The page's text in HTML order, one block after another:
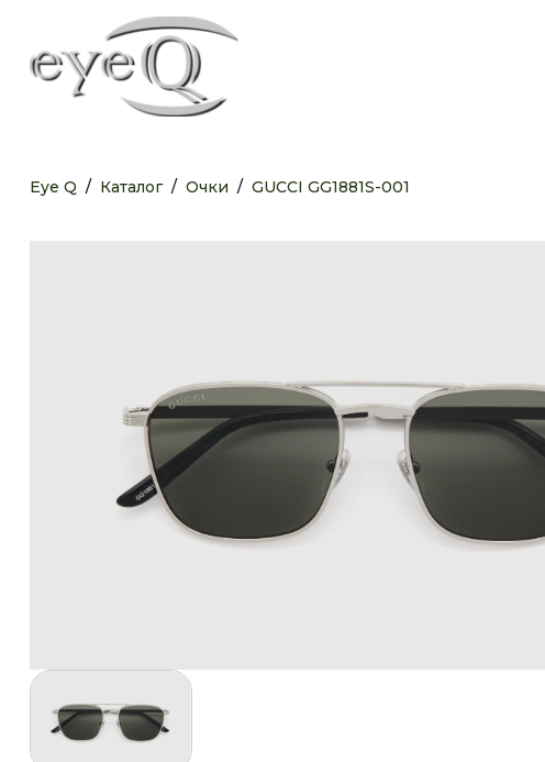
Eye Q / Каталог/ Очки / GUCCI GG1881S-001